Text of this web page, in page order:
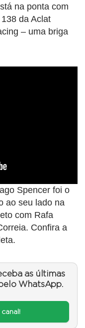
na ponta com
da Aclat
– uma briga
Spencer foi o
ao seu lado na
com Rafa
Confira a
as últimas
WhatsApp.